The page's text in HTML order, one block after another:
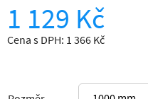
1 129 Kč
Cena s DPH: 1 366 Kč